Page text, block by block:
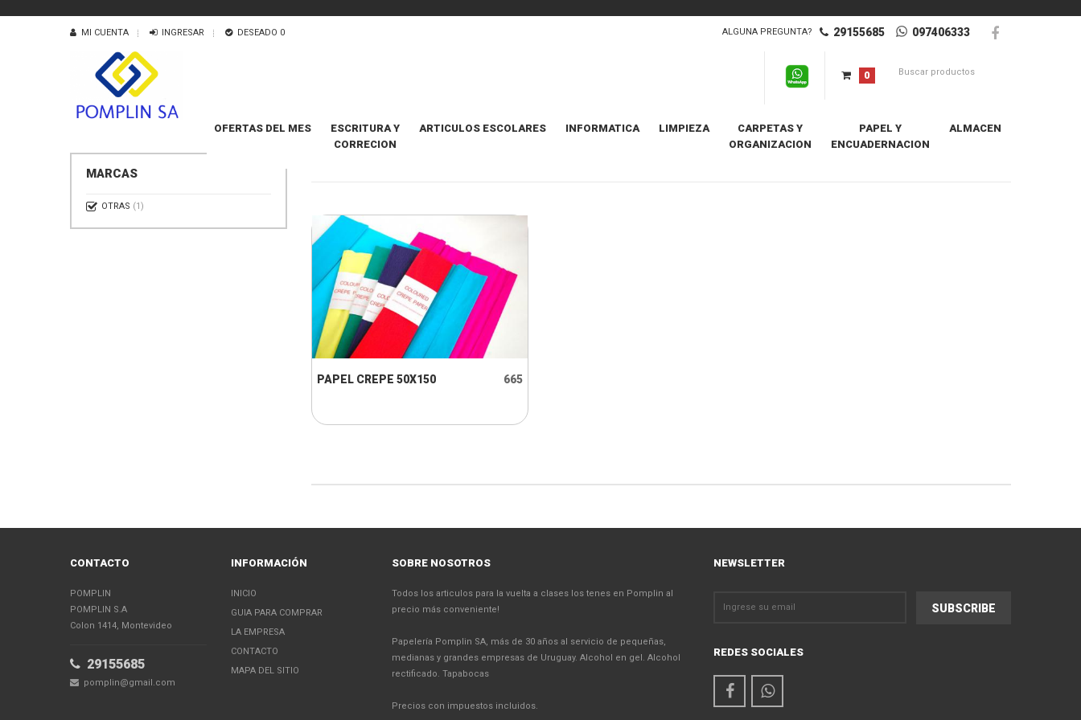
MI CUENTA INGRESAR DESEADO 0 ALGUNA PREGUNTA? 29155685 097406333
0
OFERTAS DEL MES
ESCRITURA Y
CORRECION
ARTICULOS ESCOLARES INFORMATICA LIMPIEZA
CARPETAS Y
ORGANIZACION
PAPEL Y
ENCUADERNACION
ALMACEN
MARCAS
OTRAS (1)
PAPEL CREPE 50X150 665
CONTACTO
POMPLIN
POMPLIN S.A
Colon 1414, Montevideo
29155685
pomplin@gmail.com
INFORMACIÓN
INICIO
GUIA PARA COMPRAR
LA EMPRESA
CONTACTO
MAPA DEL SITIO
SOBRE NOSOTROS
Todos los articulos para la vuelta a clases los tenes en Pomplin al
precio más conveniente!
Papelería Pomplin SA, más de 30 años al servicio de pequeñas,
medianas y grandes empresas de Uruguay. Alcohol en gel. Alcohol
rectificado. Tapabocas
Precios con impuestos incluidos.
NEWSLETTER
REDES SOCIALES